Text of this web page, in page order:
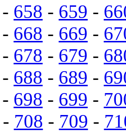
- 658 - 659 -
- 668 - 669 -
- 678 - 679 -
- 688 - 689 -
- 698 - 699 -
- 708 - 709 -